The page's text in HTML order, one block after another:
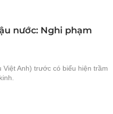
nước: Nghi phạm
Việt Anh) trước có biểu hiện trầm